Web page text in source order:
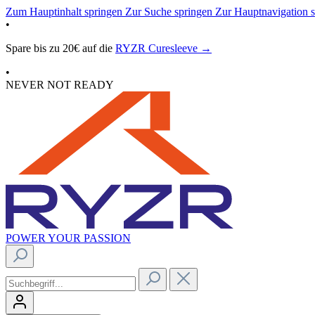
Zum Hauptinhalt springen Zur Suche springen Zur Hauptnavigation
•
Spare bis zu 20€ auf die RYZR Curesleeve →
•
NEVER NOT READY
POWER YOUR PASSION